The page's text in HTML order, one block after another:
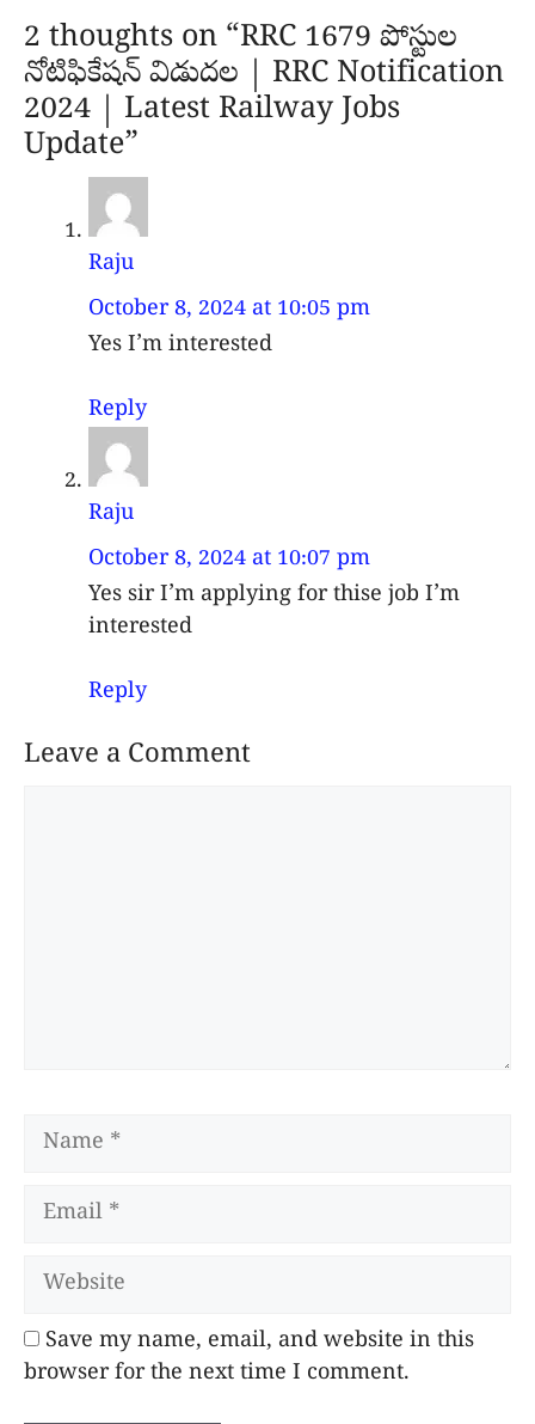
2 thoughts on “RRC 1679 పోస్టుల
నోటిఫికేషన్ విడుదల | RRC Notification
2024 | Latest Railway Jobs
Update”
Raju
October 8, 2024 at 10:05 pm
Yes I’m interested
Reply
Raju
October 8, 2024 at 10:07 pm
Yes sir I’m applying for thise job I’m
interested
Reply
Leave a Comment
Name
Email
Website
Save my name, email, and website in this
browser for the next time I comment.